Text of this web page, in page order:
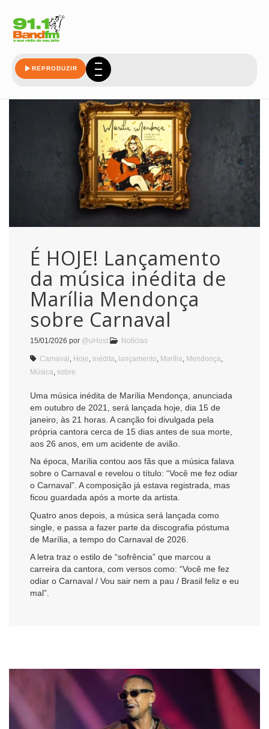
REPRODUZIR
É HOJE! Lançamento
da música inédita de
Marília Mendonça
sobre Carnaval
15/01/2026 por @uHost Notícias
Carnaval Hoje inédita lançamento Marília Mendonça
Música sobre
Uma música inédita de Marília Mendonça, anunciada
em outubro de 2021, será lançada hoje, dia 15 de
janeiro, às 21 horas. A canção foi divulgada pela
própria cantora cerca de 15 dias antes de sua morte,
aos 26 anos, em um acidente de avião.
Na época, Marília contou aos fãs que a música falava
sobre o Carnaval e revelou o título: “Você me fez odiar
o Carnaval”. A composição já estava registrada, mas
ficou guardada após a morte da artista.
Quatro anos depois, a música será lançada como
single, e passa a fazer parte da discografia póstuma
de Marília, a tempo do Carnaval de 2026.
A letra traz o estilo de “sofrência” que marcou a
carreira da cantora, com versos como: “Você me fez
odiar o Carnaval / Vou sair nem a pau / Brasil feliz e eu
mal”.